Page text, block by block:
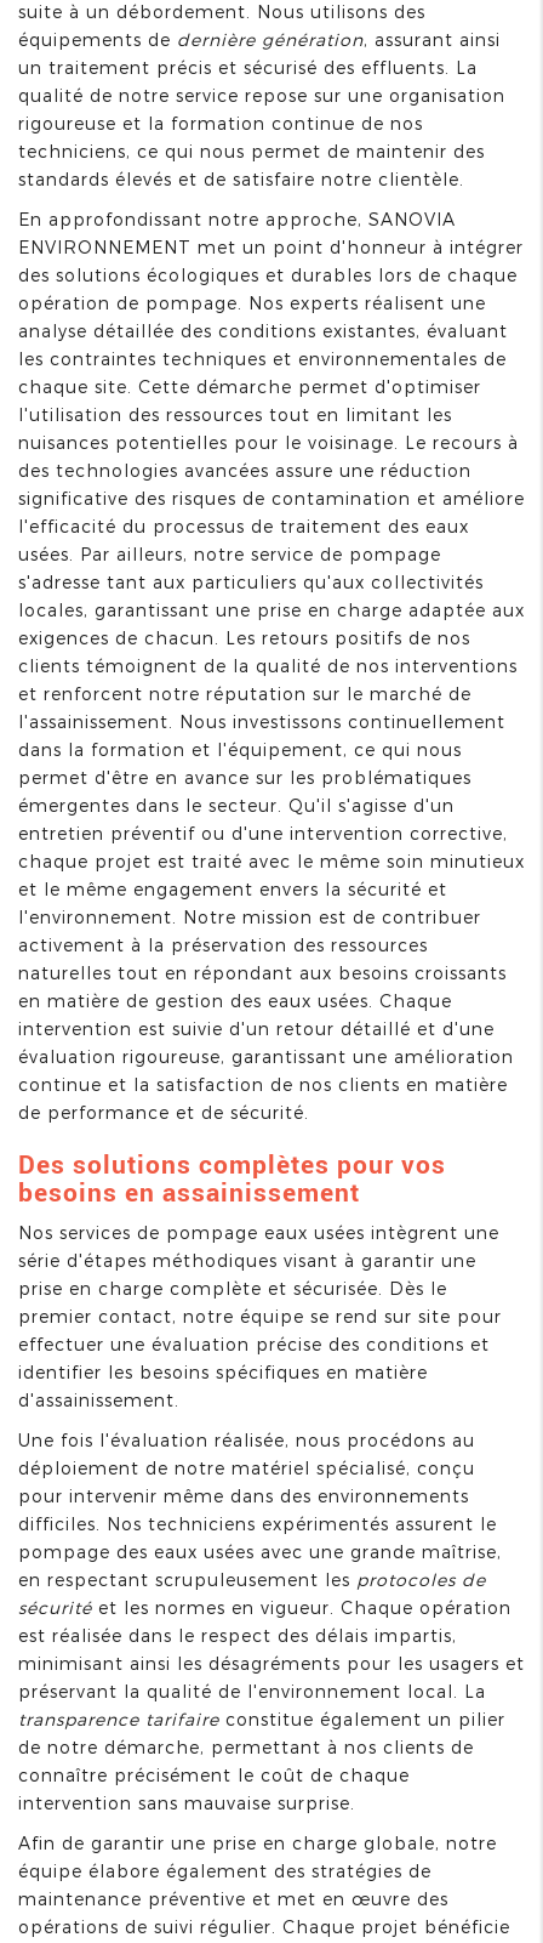
suite à un débordement. Nous utilisons des
équipements de dernière génération, assurant ainsi
un traitement précis et sécurisé des effluents. La
qualité de notre service repose sur une organisation
rigoureuse et la formation continue de nos
techniciens, ce qui nous permet de maintenir des
standards élevés et de satisfaire notre clientèle.
En approfondissant notre approche, SANOVIA
ENVIRONNEMENT met un point d'honneur à intégrer
des solutions écologiques et durables lors de chaque
opération de pompage. Nos experts réalisent une
analyse détaillée des conditions existantes, évaluant
les contraintes techniques et environnementales de
chaque site. Cette démarche permet d'optimiser
l'utilisation des ressources tout en limitant les
nuisances potentielles pour le voisinage. Le recours à
des technologies avancées assure une réduction
significative des risques de contamination et améliore
l'efficacité du processus de traitement des eaux
usées. Par ailleurs, notre service de pompage
s'adresse tant aux particuliers qu'aux collectivités
locales, garantissant une prise en charge adaptée aux
exigences de chacun. Les retours positifs de nos
clients témoignent de la qualité de nos interventions
et renforcent notre réputation sur le marché de
l'assainissement. Nous investissons continuellement
dans la formation et l'équipement, ce qui nous
permet d'être en avance sur les problématiques
émergentes dans le secteur. Qu'il s'agisse d'un
entretien préventif ou d'une intervention corrective,
chaque projet est traité avec le même soin minutieux
et le même engagement envers la sécurité et
l'environnement. Notre mission est de contribuer
activement à la préservation des ressources
naturelles tout en répondant aux besoins croissants
en matière de gestion des eaux usées. Chaque
intervention est suivie d'un retour détaillé et d'une
évaluation rigoureuse, garantissant une amélioration
continue et la satisfaction de nos clients en matière
de performance et de sécurité.
Des solutions complètes pour vos
besoins en assainissement
Nos services de pompage eaux usées intègrent une
série d'étapes méthodiques visant à garantir une
prise en charge complète et sécurisée. Dès le
premier contact, notre équipe se rend sur site pour
effectuer une évaluation précise des conditions et
identifier les besoins spécifiques en matière
d'assainissement.
Une fois l'évaluation réalisée, nous procédons au
déploiement de notre matériel spécialisé, conçu
pour intervenir même dans des environnements
difficiles. Nos techniciens expérimentés assurent le
pompage des eaux usées avec une grande maîtrise,
en respectant scrupuleusement les protocoles de
sécurité et les normes en vigueur. Chaque opération
est réalisée dans le respect des délais impartis,
minimisant ainsi les désagréments pour les usagers et
préservant la qualité de l'environnement local. La
transparence tarifaire constitue également un pilier
de notre démarche, permettant à nos clients de
connaître précisément le coût de chaque
intervention sans mauvaise surprise.
Afin de garantir une prise en charge globale, notre
équipe élabore également des stratégies de
maintenance préventive et met en œuvre des
opérations de suivi régulier. Chaque projet bénéficie